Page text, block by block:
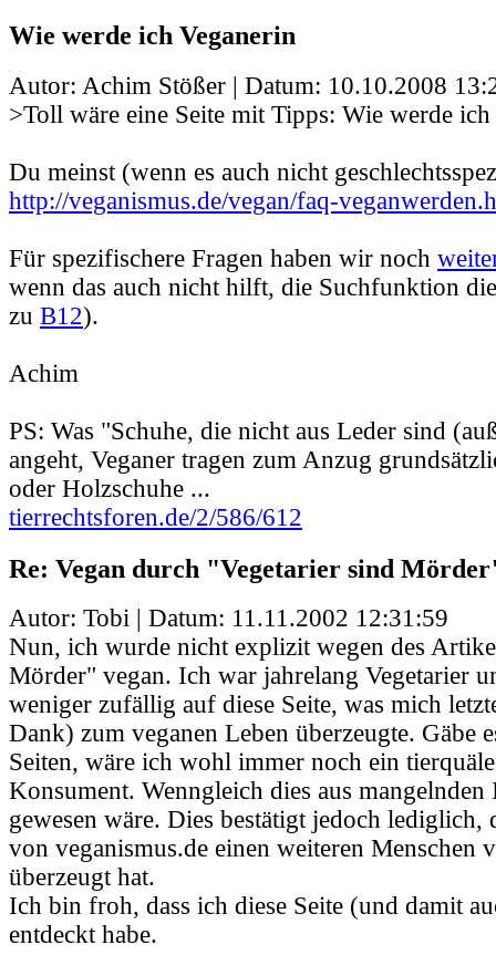
Wie werde ich Veganerin
Autor: Achim Stößer | Datum: 10.10.2008
>Toll wäre eine Seite mit Tipps: Wie werde
Du meinst (wenn es auch nicht
http://veganismus.de/vegan/faq-
Für spezifischere Fragen haben wir noch
wenn das auch nicht hilft, die Suchfunktion
zu B12).
Achim
PS: Was "Schuhe, die nicht aus Leder sind
angeht, Veganer tragen zum Anzug
oder Holzschuhe ...
tierrechtsforen.de/2/586/612
Re: Vegan durch "Vegetarier sind
Autor: Tobi | Datum: 11.11.2002 12:31:59
Nun, ich wurde nicht explizit wegen des
Mörder" vegan. Ich war jahrelang Vegetarier
weniger zufällig auf diese Seite, was mich
Dank) zum veganen Leben überzeugte. Gäbe
Seiten, wäre ich wohl immer noch ein
Konsument. Wenngleich dies aus
gewesen wäre. Dies bestätigt jedoch lediglich,
von veganismus.de einen weiteren Menschen
überzeugt hat.
Ich bin froh, dass ich diese Seite (und damit
entdeckt habe.